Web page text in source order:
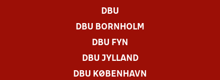
DBU
DBU BORNHOLM
DBU FYN
DBU JYLLAND
DBU KØBENHAVN